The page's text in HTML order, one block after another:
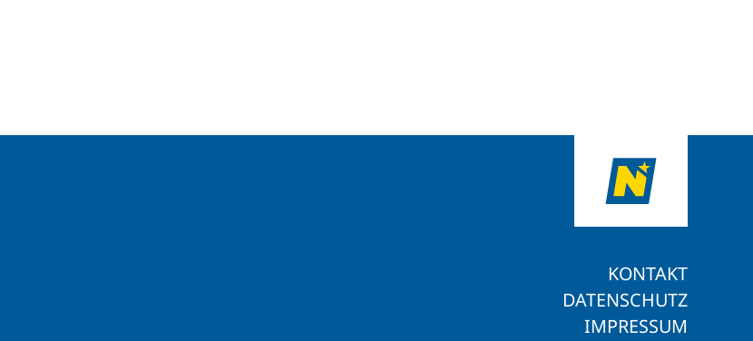
KONTAKT
DATENSCHUTZ
IMPRESSUM